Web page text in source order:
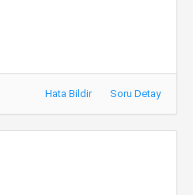
Hata Bildir Soru Detay